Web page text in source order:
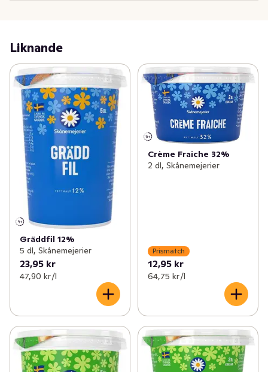
Liknande
Gräddfil 12%
5 dl, Skånemejerier
23,95 kr
47,90 kr /l
Crème Fraiche 32%
2 dl, Skånemejerier
Prismatch
12,95 kr
64,75 kr /l